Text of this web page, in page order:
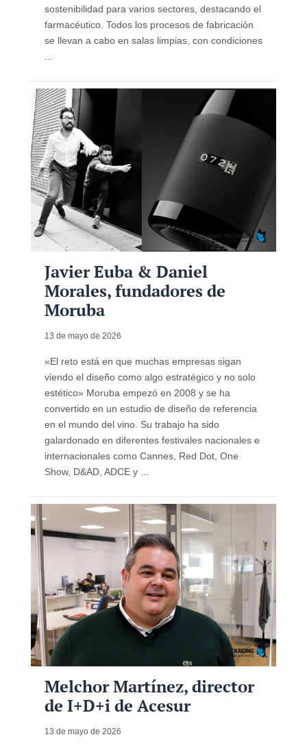
sostenibilidad para varios sectores, destacando el
farmacéutico. Todos los procesos de fabricación
se llevan a cabo en salas limpias, con condiciones
...
Javier Euba & Daniel
Morales, fundadores de
Moruba
13 de mayo de 2026
«El reto está en que muchas empresas sigan
viendo el diseño como algo estratégico y no solo
estético» Moruba empezó en 2008 y se ha
convertido en un estudio de diseño de referencia
en el mundo del vino. Su trabajo ha sido
galardonado en diferentes festivales nacionales e
internacionales como Cannes, Red Dot, One
Show, D&AD, ADCE y ...
Melchor Martínez, director
de I+D+i de Acesur
13 de mayo de 2026